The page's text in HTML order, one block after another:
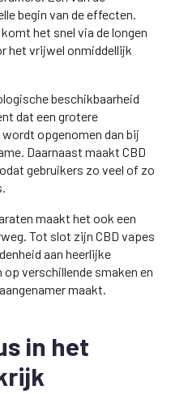
begin van de effecten.
het snel via de longen
het vrijwel onmiddellijk
beschikbaarheid
dat een grotere
wordt opgenomen dan bij
Daarnaast maakt CBD
gebruikers zo veel of zo
maakt het ook een
Tot slot zijn CBD vapes
aan heerlijke
verschillende smaken en
maakt.
in het